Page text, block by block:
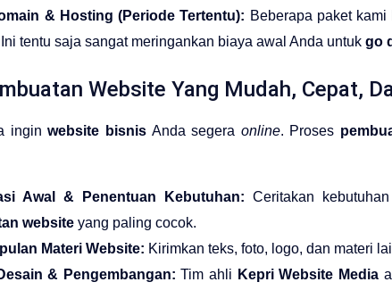
& Hosting (Periode Tertentu): Beberapa paket
tentu saja sangat meringankan biaya awal Anda untuk go
Website Yang Mudah, Cepat,
inginwebsite bisnis Anda segera online. Proses
Awal & Penentuan Kebutuhan: Ceritakan kebutuhan
website yang paling cocok.
Materi Website: Kirimkan teks, foto, logo, dan materi
& Pengembangan: Tim ahli Kepri Website Media